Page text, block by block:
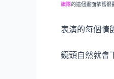
旗隊的這個畫面依舊很
表演的每個情
鏡頭自然就會